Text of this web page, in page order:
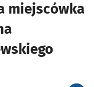
miejscówka